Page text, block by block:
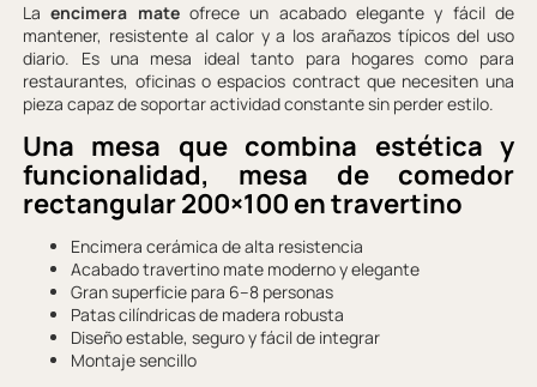
Laencimera mateofrece un acabado elegante y fácil de
mantener, resistente al calor y a los arañazos típicos del uso
diario. Es una mesa ideal tanto para hogares como para
restaurantes, oficinas o espacios contract que necesiten una
pieza capaz de soportar actividad constante sin perder estilo.
Una mesa que combina estética y
funcionalidad, mesa de comedor
rectangular 200×100 en travertino
Encimera cerámica de alta resistencia
Acabado travertino mate moderno y elegante
Gran superficie para 6–8 personas
Patas cilíndricas de madera robusta
Diseño estable, seguro y fácil de integrar
Montaje sencillo